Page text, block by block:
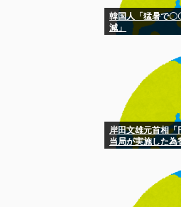
韓国人「猛暑で
減」
岸田文雄元首相
当局が実施した為